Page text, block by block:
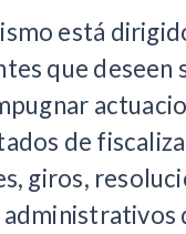
está
que deseen
de
giros,